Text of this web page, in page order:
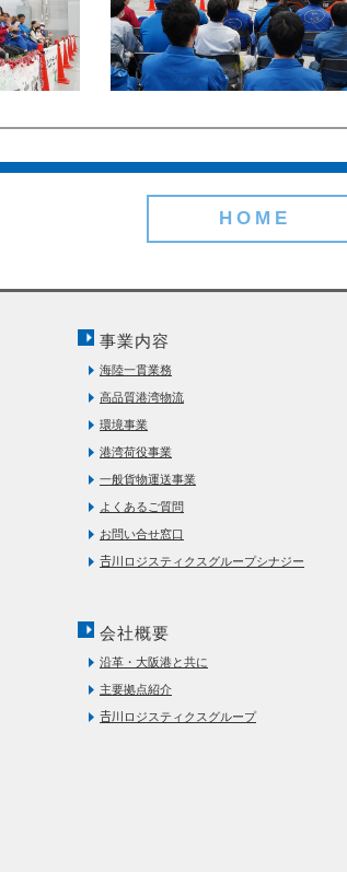
HOME
事業内容
海陸一貫業務
高品質港湾物流
環境事業
港湾荷役事業
一般貨物運送事業
よくあるご質問
お問い合せ窓口
𠮷川ロジスティクスグループシナジー
会社概要
沿革・大阪港と共に
主要拠点紹介
𠮷川ロジスティクスグループ